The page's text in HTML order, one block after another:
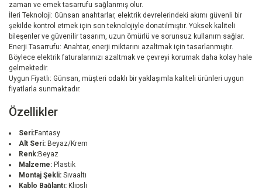
zaman ve emek tasarrufu sağlanmış olur.
İleri Teknoloji: Günsan anahtarlar, elektrik devrelerindeki akımı güvenli bir
şekilde kontrol etmek için son teknolojiyle donatılmıştır. Yüksek kaliteli
bileşenler ve güvenilir tasarım, uzun ömürlü ve sorunsuz kullanım sağlar.
Enerji Tasarrufu: Anahtar, enerji miktarını azaltmak için tasarlanmıştır.
Böylece elektrik faturalarınızı azaltmak ve çevreyi korumak daha kolay hale
gelmektedir.
Uygun Fiyatlı: Günsan, müşteri odaklı bir yaklaşımla kaliteli ürünleri uygun
fiyatlarla sunmaktadır.
Özellikler
Seri:Fantasy
Alt Seri: Beyaz/Krem
Renk:Beyaz
Malzeme: Plastik
Montaj Şekli: Sıvaaltı
Kablo Bağlantı: Klipsli